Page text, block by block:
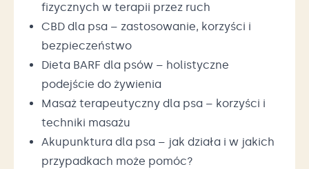
fizycznych w terapii przez ruch
CBD dla psa – zastosowanie, korzyści i
bezpieczeństwo
Dieta BARF dla psów – holistyczne
podejście do żywienia
Masaż terapeutyczny dla psa – korzyści i
techniki masażu
Akupunktura dla psa – jak działa i w jakich
przypadkach może pomóc?